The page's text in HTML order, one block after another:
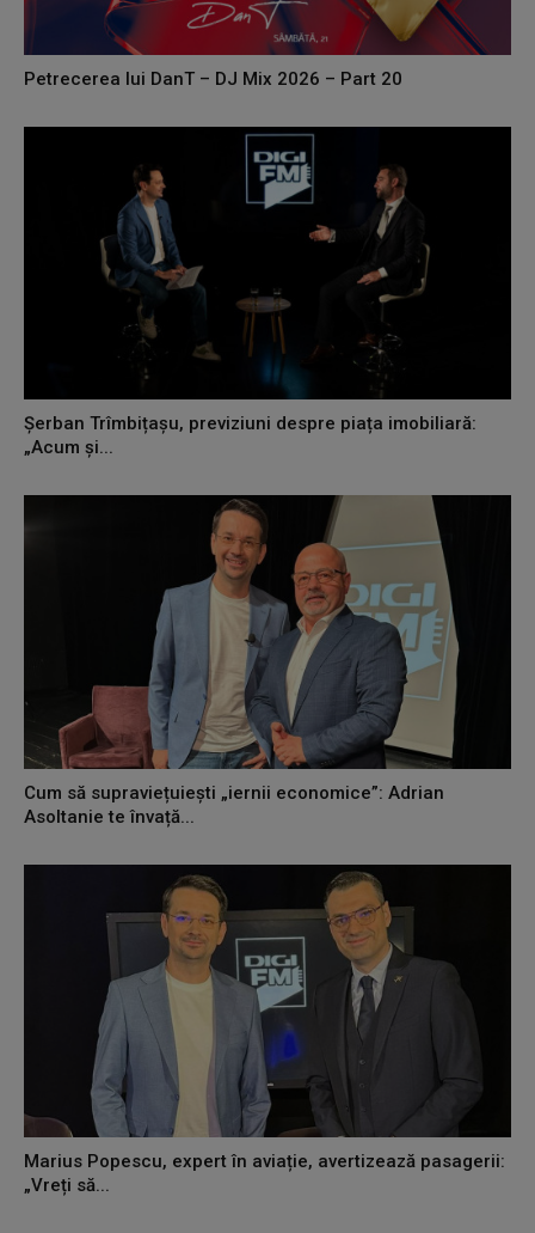
Petrecerea lui DanT – DJ Mix 2026 – Part 20
Șerban Trîmbițașu, previziuni despre piața imobiliară:
„Acum și...
Cum să supraviețuiești „iernii economice”: Adrian
Asoltanie te învață...
Marius Popescu, expert în aviație, avertizează pasagerii:
„Vreți să...